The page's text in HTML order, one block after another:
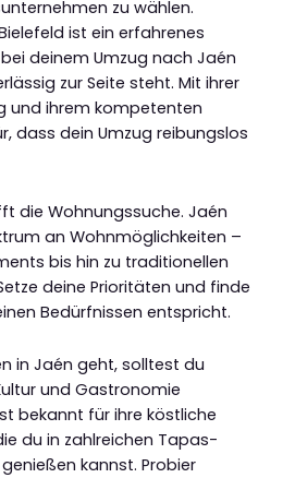
zu wählen.
ist ein erfahrenes
deinem Umzug nach Jaén
zur Seite steht. Mit ihrer
und ihrem kompetenten
dass dein Umzug reibungslos
die Wohnungssuche. Jaén
an Wohnmöglichkeiten –
bis hin zu traditionellen
deine Prioritäten und finde
Bedürfnissen entspricht.
in Jaén geht, solltest du
und Gastronomie
bekannt für ihre köstliche
du in zahlreichen Tapas-
kannst. Probier